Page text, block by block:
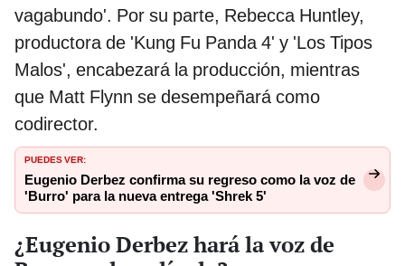
vagabundo'. Por su parte, Rebecca Huntley,
productora de 'Kung Fu Panda 4' y 'Los Tipos
Malos', encabezará la producción, mientras
que Matt Flynn se desempeñará como
codirector.
PUEDES VER:
Eugenio Derbez confirma su regreso como la voz de
'Burro' para la nueva entrega 'Shrek 5'
¿Eugenio Derbez hará la voz de